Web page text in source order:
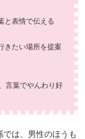
と表情で伝える
きたい場所を提案
言葉でやんわり好
では、男性のほうも